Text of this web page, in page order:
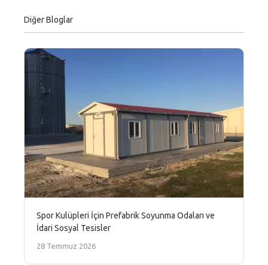
Diğer Bloglar
Spor Kulüpleri İçin Prefabrik Soyunma Odaları ve
İdari Sosyal Tesisler
28 Temmuz 2026